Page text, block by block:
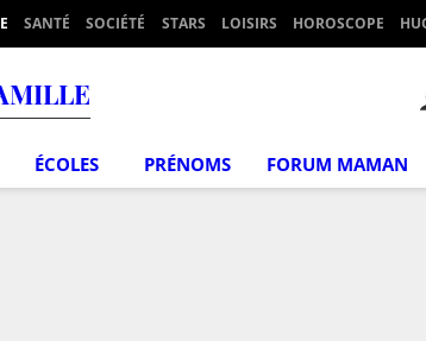
SANTÉ SOCIÉTÉ STARS LOISIRS HOROSCOPE
ÉCOLES PRÉNOMS FORUM MAMAN